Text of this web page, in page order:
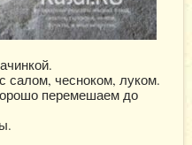
салом, чесноком, луком.
перемешаем до